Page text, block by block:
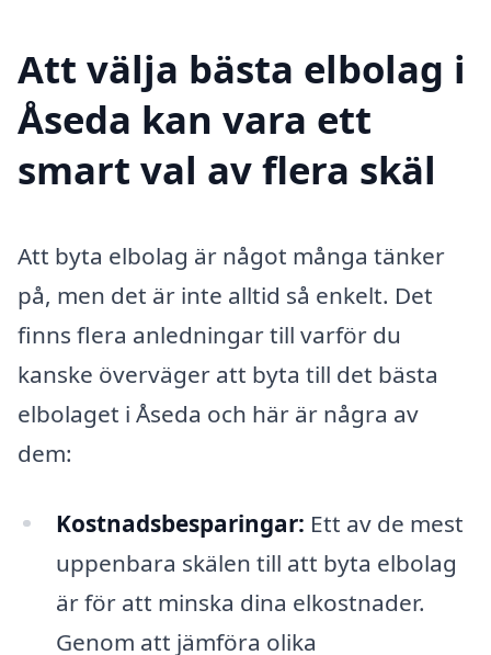
Att välja bästa elbolag i
Åseda kan vara ett
smart val av flera skäl
Att byta elbolag är något många tänker
på, men det är inte alltid så enkelt. Det
finns flera anledningar till varför du
kanske överväger att byta till det bästa
elbolaget i Åseda och här är några av
dem:
Kostnadsbesparingar: Ett av de mest
uppenbara skälen till att byta elbolag
är för att minska dina elkostnader.
Genom att jämföra olika